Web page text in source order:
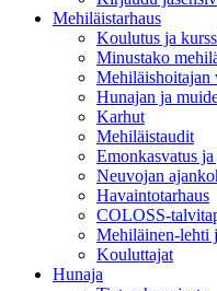
Mehiläistarhaus
Koulutus ja
Minustako
Mehiläishoitajan
Hunajan ja
Karhut
Mehiläistaudit
Emonkasvatus
Neuvojan
Havaintotarhaus
COLOSS-
Mehiläinen-lehti
Kouluttajat
Hunaja